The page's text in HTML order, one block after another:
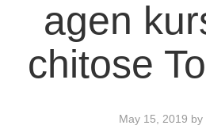
agen
chitose
May 15, 2019 by